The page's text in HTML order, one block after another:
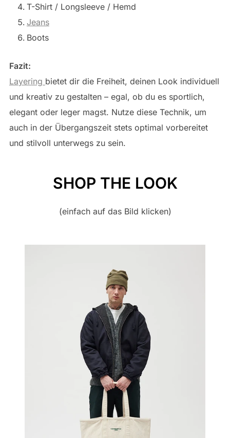
T-Shirt / Longsleeve / Hemd
Jeans
Boots
Fazit:
Layering bietet dir die Freiheit, deinen Look individuell
und kreativ zu gestalten – egal, ob du es sportlich,
elegant oder leger magst. Nutze diese Technik, um
auch in der Übergangszeit stets optimal vorbereitet
und stilvoll unterwegs zu sein.
SHOP THE LOOK
(einfach auf das Bild klicken)